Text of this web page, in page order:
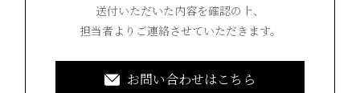
送付いただいた内容を確認の上、
担当者よりご連絡させていただきます。
お問い合わせはこちら